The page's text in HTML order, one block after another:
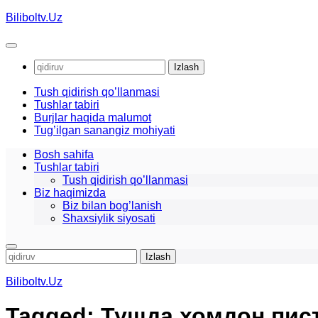
Skip
content
Biliboltv.Uz
Qidirshish:
Tush qidirish qo’llanmasi
Tushlar tabiri
Burjlar haqida malumot
Tug’ilgan sanangiz mohiyati
Bosh sahifa
Tushlar tabiri
Tush qidirish qo’llanmasi
Biz haqimizda
Biz bilan bog’lanish
Shaxsiylik siyosati
Qidirshish:
Biliboltv.Uz